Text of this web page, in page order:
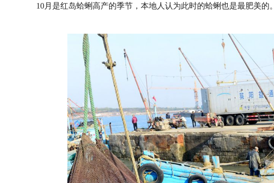
10月是红岛蛤蜊高产的季节，本地人认为此时的蛤蜊也是最肥美的。